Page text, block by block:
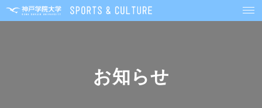
お知らせ